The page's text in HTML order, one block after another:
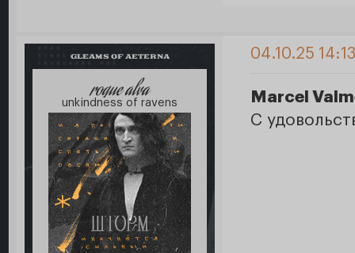
GLEAMS OF AETERNA
roque alva
unkindness of ravens
04.10.25
Marcel
С